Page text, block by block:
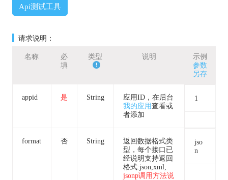
Api测试工具
请求说明：
名称
必
填
类型 说明
示例
参数
另存
appid 是 String
应用ID，在后台
我的应用查看或
者添加
1
format 否 String
返回数据格式类
型，每个接口已
经说明支持返回
格式:json,xml,
jsonp调用方法说
jso
n